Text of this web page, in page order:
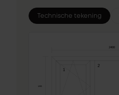
Technische tekening